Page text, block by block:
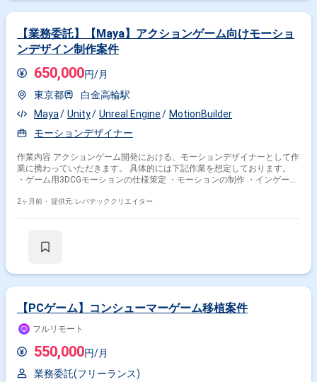
【業務委託】【Maya】アクションゲーム向けモーショ
ンデザイン制作案件
650,000円/月
東京都
白金高輪駅
Maya
Unity Unreal Engine
MotionBuilder
モーションデザイナー
作業内容 アクションゲーム開発における、モーションデザイナーとして作
業に携わっていただきます。 具体的には下記作業を想定しております。
・ゲーム用3DCGモーションの仕様策定 ・モーションの制作 ・インゲーム
ンへの実装等
2ヶ月前・ 提供元: レバテッククリエイター
【PCゲーム】コンシューマーゲーム移植案件
フルリモート
550,000円/月
業務委託(フリーランス)